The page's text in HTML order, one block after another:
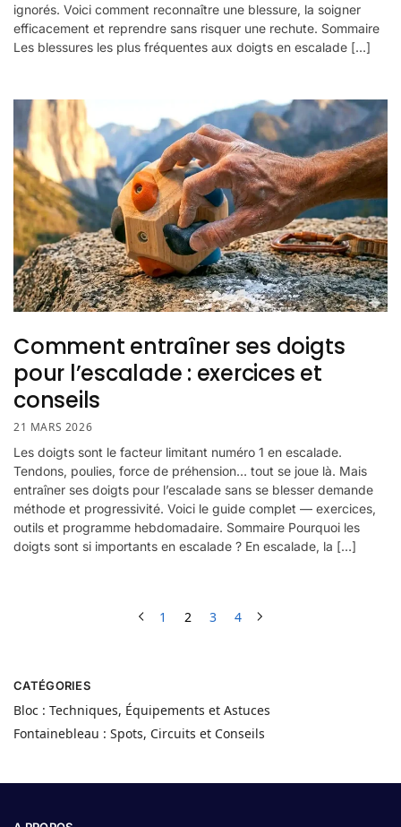
ignorés. Voici comment reconnaître une blessure, la soigner
efficacement et reprendre sans risquer une rechute. Sommaire
Les blessures les plus fréquentes aux doigts en escalade […]
Comment entraîner ses doigts
pour l’escalade : exercices et
conseils
21 MARS 2026
Les doigts sont le facteur limitant numéro 1 en escalade.
Tendons, poulies, force de préhension… tout se joue là. Mais
entraîner ses doigts pour l’escalade sans se blesser demande
méthode et progressivité. Voici le guide complet — exercices,
outils et programme hebdomadaire. Sommaire Pourquoi les
doigts sont si importants en escalade ? En escalade, la […]
1 2 3 4
CATÉGORIES
Bloc : Techniques, Équipements et Astuces
Fontainebleau : Spots, Circuits et Conseils